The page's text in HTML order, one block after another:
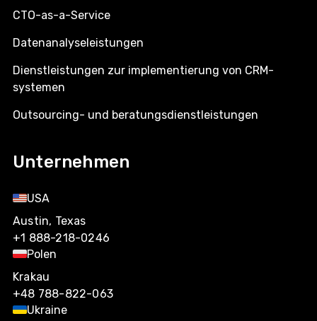
CTO-as-a-Service
Datenanalyseleistungen
Dienstleistungen zur implementierung von CRM-
systemen
Outsourcing- und beratungsdienstleistungen
Unternehmen
USA
Austin, Texas
+1 888-218-0246
Polen
Krakau
+48 788-822-063
Ukraine